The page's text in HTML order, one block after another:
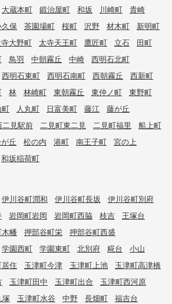
大蔵本町 鍛治屋町 和坂 川崎町
貴崎
久保 茶園場町 桜町 沢野 材木町
新明町
大野町 太寺天王町 鷹匠町 立石
田町
鳥羽 中朝霧丘 中崎
西明石北町
西明石東町 西明石南町 西朝霧丘
西新町
林 林崎町 東朝霧丘 東仲ノ町
東野町
町 人丸町 日富美町 藤江
藤が丘
二見駅前 二見町東二見 二見町福里
船上町
丘 松の内 港町 南王子町
宮の上
和坂稲荷町
伊川谷町潤和 伊川谷町長坂
伊川谷町別府
岩岡町岩岡 岩岡町西脇 枝吉
王塚台
幡 押部谷町栄
押部谷町西盛
学園西町 学園東町 北別府 糀台
小山
住 玉津町今津 玉津町上池
玉津町高津橋
玉津町田中 玉津町出合
玉津町西河原
塚 玉津町水谷 中野 長畑町
福吉台